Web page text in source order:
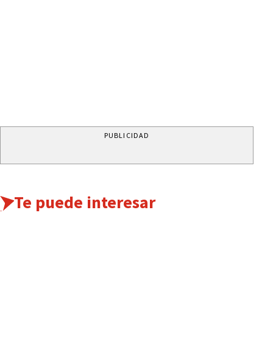
PUBLICIDAD
Te puede interesar